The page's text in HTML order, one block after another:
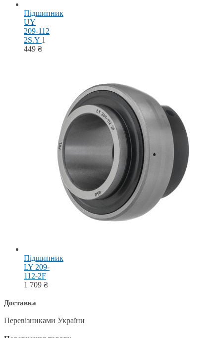
Підшипник
UY
209-112
2S.Y 1
449 ₴
Підшипник
LY 209-
112-2F
1 709 ₴
Доставка
Перевізниками України